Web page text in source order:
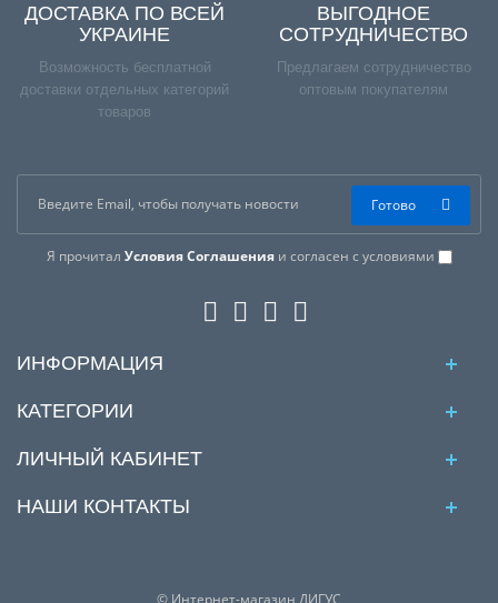
ДОСТАВКА ПО ВСЕЙ
УКРАИНЕ
Возможность бесплатной
доставки отдельных категорий
товаров
ВЫГОДНОЕ
СОТРУДНИЧЕСТВО
Предлагаем сотрудничество
оптовым покупателям
Я прочитал Условия Соглашенияи согласен с условиями
Готово
ИНФОРМАЦИЯ
КАТЕГОРИИ
ЛИЧНЫЙ КАБИНЕТ
НАШИ КОНТАКТЫ
© Интернет-магазин ДИГУС